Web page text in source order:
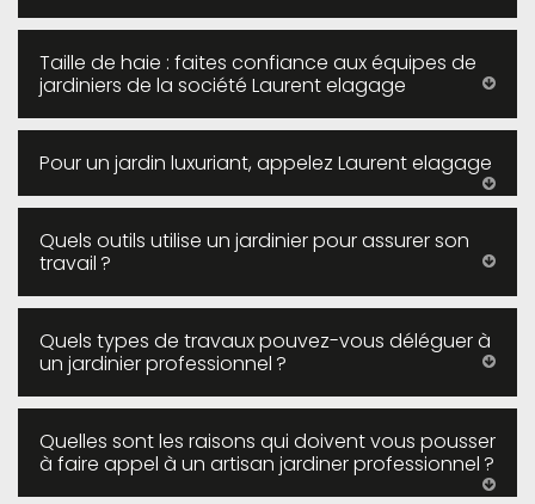
Taille de haie : faites confiance aux équipes de
jardiniers de la société Laurent elagage
Pour un jardin luxuriant, appelez Laurent elagage
Quels outils utilise un jardinier pour assurer son
travail ?
Quels types de travaux pouvez-vous déléguer à
un jardinier professionnel ?
Quelles sont les raisons qui doivent vous pousser
à faire appel à un artisan jardiner professionnel ?